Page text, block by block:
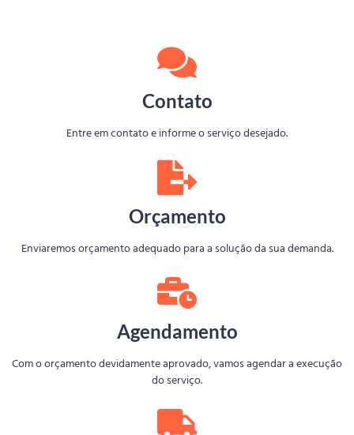
Contato
Entre em contato e informe o serviço desejado.
Orçamento
Enviaremos orçamento adequado para a solução da sua demanda.
Agendamento
Com o orçamento devidamente aprovado, vamos agendar a execução
do serviço.